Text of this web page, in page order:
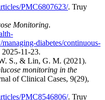
PMC6807623/. Truy
Monitoring.
diabetes/continuous-
11-23.
S., & Lin, G. M. (2021).
monitoring in the
of Clinical Cases, 9(29),
PMC8546806/. Truy